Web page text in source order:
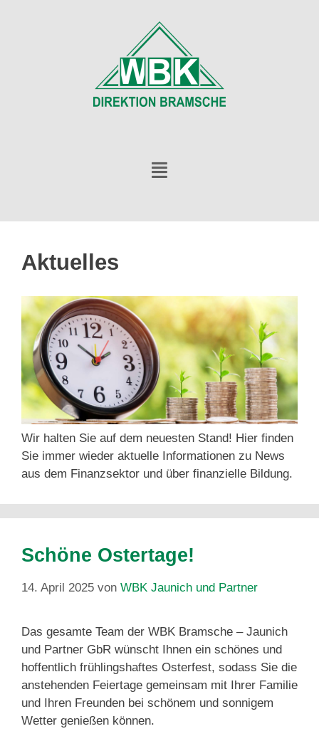
Aktuelles
Wir halten Sie auf dem neuesten Stand! Hier finden
Sie immer wieder aktuelle Informationen zu News
aus dem Finanzsektor und über finanzielle Bildung.
Schöne Ostertage!
14. April 2025 von WBK Jaunich und Partner
Das gesamte Team der WBK Bramsche – Jaunich
und Partner GbR wünscht Ihnen ein schönes und
hoffentlich frühlingshaftes Osterfest, sodass Sie die
anstehenden Feiertage gemeinsam mit Ihrer Familie
und Ihren Freunden bei schönem und sonnigem
Wetter genießen können.